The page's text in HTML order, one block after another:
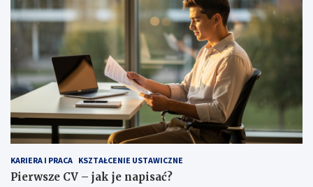
KARIERA I PRACA KSZTAŁCENIE USTAWICZNE
Pierwsze CV – jak je napisać?